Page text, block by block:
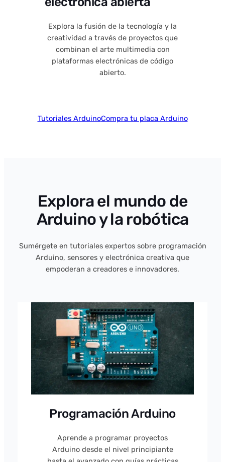
Explora la fusión de la tecnología y la
creatividad a través de proyectos que
combinan el arte multimedia con
plataformas electrónicas de código
abierto.
Tutoriales ArduinoCompra tu placa Arduino
Explora el mundo de
Arduino y la robótica
Sumérgete en tutoriales expertos sobre programación
Arduino, sensores y electrónica creativa que
empoderan a creadores e innovadores.
Programación Arduino
Aprende a programar proyectos
Arduino desde el nivel principiante